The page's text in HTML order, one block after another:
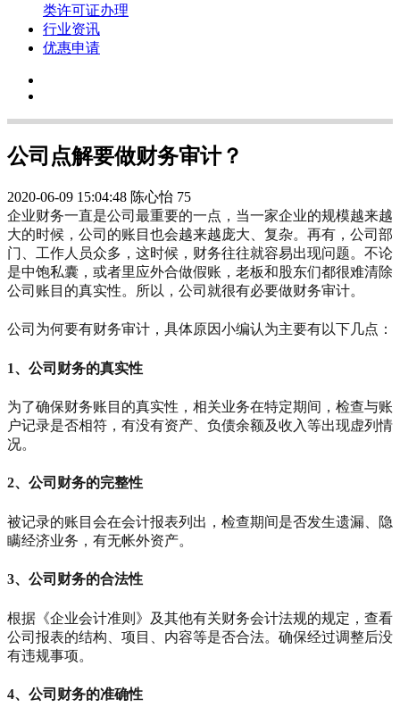
类许可证办理
行业资讯
优惠申请
公司点解要做财务审计？
2020-06-09 15:04:48 陈心怡 75
企业财务一直是公司最重要的一点，当一家企业的规模越来越
大的时候，公司的账目也会越来越庞大、复杂。再有，公司部
门、工作人员众多，这时候，财务往往就容易出现问题。不论
是中饱私囊，或者里应外合做假账，老板和股东们都很难清除
公司账目的真实性。所以，公司就很有必要做财务审计。
公司为何要有财务审计，具体原因小编认为主要有以下几点：
1、公司财务的真实性
为了确保财务账目的真实性，相关业务在特定期间，检查与账
户记录是否相符，有没有资产、负债余额及收入等出现虚列情
况。
2、公司财务的完整性
被记录的账目会在会计报表列出，检查期间是否发生遗漏、隐
瞒经济业务，有无帐外资产。
3、公司财务的合法性
根据《企业会计准则》及其他有关财务会计法规的规定，查看
公司报表的结构、项目、内容等是否合法。确保经过调整后没
有违规事项。
4、公司财务的准确性